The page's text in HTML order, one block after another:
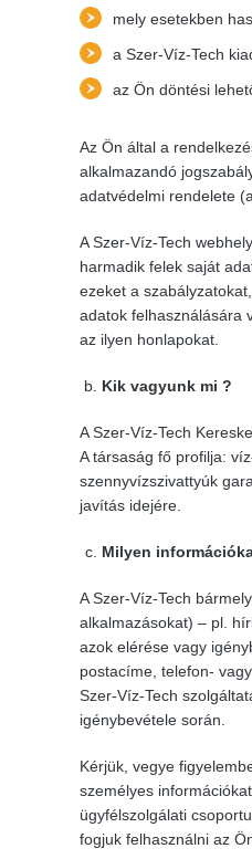
mely esetekben
a Szer-Víz-Tech
az Ön döntési
Az Ön által a
alkalmazandó
adatvédelmi rendelete
A Szer-Víz-Tech
harmadik felek saját
ezeket a
adatok felhasználására
az ilyen honlapokat.
Kik vagyunk mi ?
A Szer-Víz-Tech
A társaság fő profilja:
szennyvízszivattyúk
javítás idejére.
Milyen
A Szer-Víz-Tech
alkalmazásokat) – pl.
azok elérése vagy
postacíme, telefon-
Szer-Víz-Tech
igénybevétele során.
Kérjük, vegye
személyes
ügyfélszolgálati
fogjuk felhasználni az